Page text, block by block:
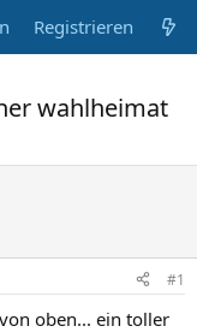
Registrieren
wahlheimat
#1
oben... ein toller